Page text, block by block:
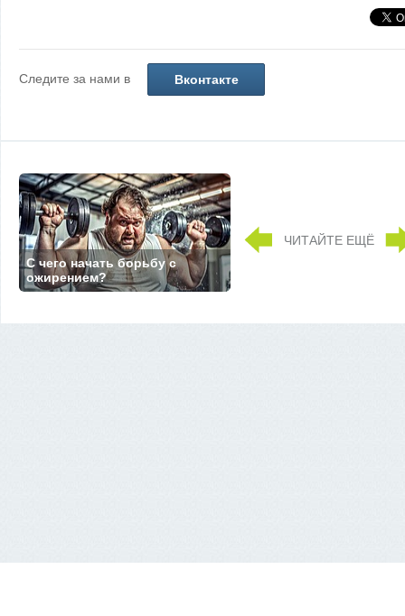
Следите за нами в Вконтакте
С чего начать борьбу с
ожирением?
ЧИТАЙТЕ ЕЩЁ